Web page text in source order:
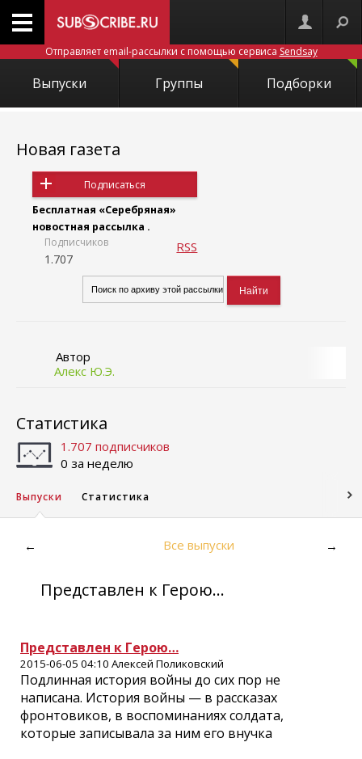
Отправляет email-рассылки с помощью сервиса Sendsay
Выпуски Группы Подборки
Новая газета
Подписаться
Бесплатная «Серебряная»
новостная рассылка .
Подписчиков
1.707
RSS
Автор
Алекс Ю.Э.
Статистика
1.707 подписчиков
0 за неделю
Выпуски Статистика
← Все выпуски →
Представлен к Герою...
Представлен к Герою…
2015-06-05 04:10 Алексей Поликовский
Подлинная история войны до сих пор не
написана. История войны — в рассказах
фронтовиков, в воспоминаниях солдата,
которые записывала за ним его внучка